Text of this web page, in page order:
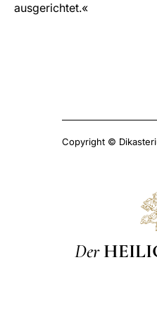
ausgerichtet.«
Copyright ©
Der